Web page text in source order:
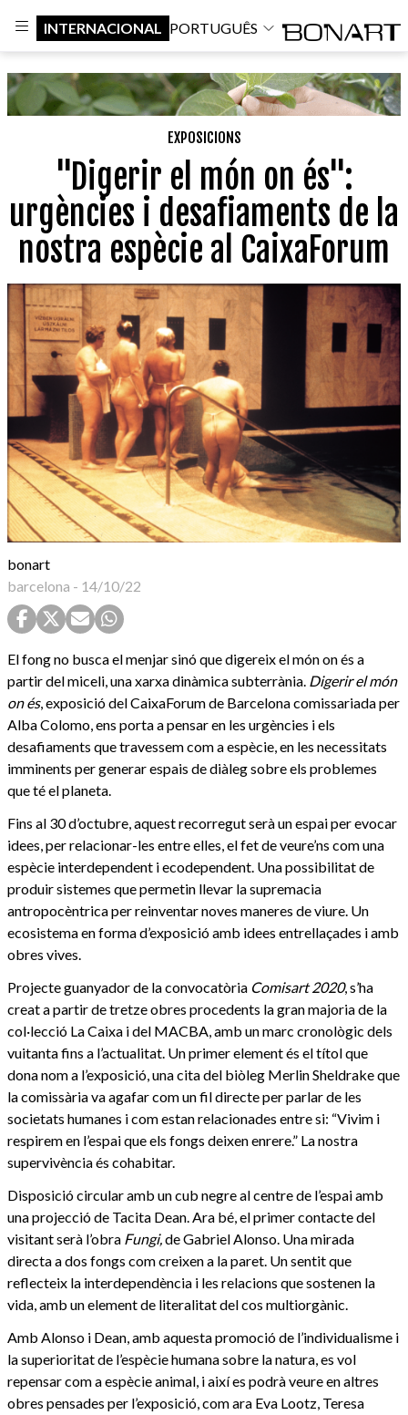
INTERNACIONAL PORTUGUÊS
EXPOSICIONS
"Digerir el món on és":
urgències i desafiaments de la
nostra espècie al CaixaForum
bonart
barcelona - 14/10/22
El fong no busca el menjar sinó que digereix el món on és a
partir del miceli, una xarxa dinàmica subterrània. Digerir el món
on és, exposició del CaixaForum de Barcelona comissariada per
Alba Colomo, ens porta a pensar en les urgències i els
desafiaments que travessem com a espècie, en les necessitats
imminents per generar espais de diàleg sobre els problemes
que té el planeta.
Fins al 30 d’octubre, aquest recorregut serà un espai per evocar
idees, per relacionar-les entre elles, el fet de veure’ns com una
espècie interdependent i ecodependent. Una possibilitat de
produir sistemes que permetin llevar la supremacia
antropocèntrica per reinventar noves maneres de viure. Un
ecosistema en forma d’exposició amb idees entrellaçades i amb
obres vives.
Projecte guanyador de la convocatòria Comisart 2020, s’ha
creat a partir de tretze obres procedents la gran majoria de la
col·lecció La Caixa i del MACBA, amb un marc cronològic dels
vuitanta fins a l’actualitat. Un primer element és el títol que
dona nom a l’exposició, una cita del biòleg Merlin Sheldrake que
la comissària va agafar com un fil directe per parlar de les
societats humanes i com estan relacionades entre si: “Vivim i
respirem en l’espai que els fongs deixen enrere.” La nostra
supervivència és cohabitar.
Disposició circular amb un cub negre al centre de l’espai amb
una projecció de Tacita Dean. Ara bé, el primer contacte del
visitant serà l’obra Fungi,de Gabriel Alonso. Una mirada
directa a dos fongs com creixen a la paret. Un sentit que
reflecteix la interdependència i les relacions que sostenen la
vida, amb un element de literalitat del cos multiorgànic.
Amb Alonso i Dean, amb aquesta promoció de l’individualisme i
la superioritat de l’espècie humana sobre la natura, es vol
repensar com a espècie animal, i així es podrà veure en altres
obres pensades per l’exposició, com ara Eva Lootz, Teresa